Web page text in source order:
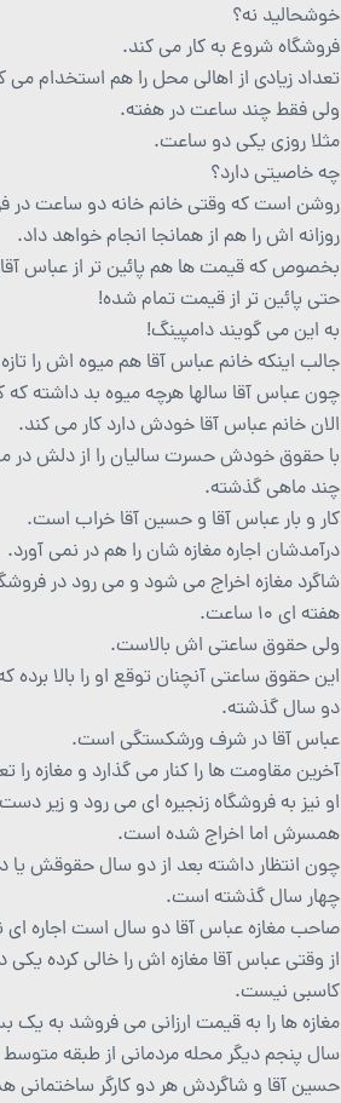
خوشحالید نه؟
فروشگاه شروع به کار می کند.
تعداد زیادی از اهالی محل را هم استخدام می
ولی فقط چند ساعت در هفته.
مثلا روزی یکی دو ساعت.
چه خاصیتی دارد؟
روشن است که وقتی خانم خانه دو ساعت در
روزانه اش را هم از همانجا انجام خواهد داد.
بخصوص که قیمت ها هم پائین تر از عباس
حتی پائین تر از قیمت تمام شده!
به این می گویند دامپینگ!
جالب اینکه خانم عباس آقا هم میوه اش را
چون عباس آقا سالها هرچه میوه بد داشته که
الان خانم عباس آقا خودش دارد کار می کند.
با حقوق خودش حسرت سالیان را از دلش در
چند ماهی گذشته.
کار و بار عباس آقا و حسین آقا خراب است.
درآمدشان اجاره مغازه شان را هم در نمی آورد.
شاگرد مغازه اخراج می شود و می رود در
هفته ای 10 ساعت.
ولی حقوق ساعتی اش بالاست.
این حقوق ساعتی آنچنان توقع او را بالا برده
دو سال گذشته.
عباس آقا در شرف ورشکستگی است.
آخرین مقاومت ها را کنار می گذارد و مغازه
او نیز به فروشگاه زنجیره ای می رود و زیر
همسرش اما اخراج شده است.
چون انتظار داشته بعد از دو سال حقوقش
چهار سال گذشته است.
صاحب مغازه عباس آقا دو سال است اجاره ای
از وقتی عباس آقا مغازه اش را خالی کرده
کاسبی نیست.
مغازه ها را به قیمت ارزانی می فروشد به یک
سال پنجم دیگر محله مردمانی از طبقه متوسط
حسین آقا و شاگردش هر دو کارگر ساختمانی